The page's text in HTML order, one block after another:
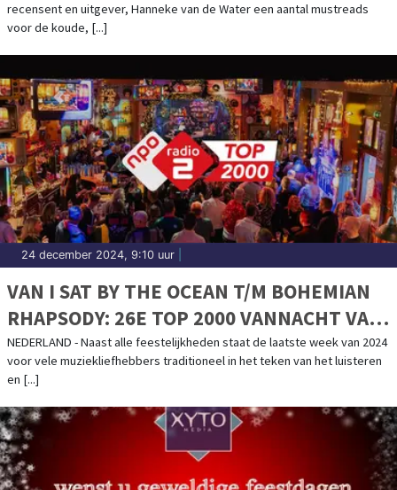
recensent en uitgever, Hanneke van de Water een aantal mustreads
voor de koude, [...]
24 december 2024, 9:10 uur
VAN I SAT BY THE OCEAN T/M BOHEMIAN
RHAPSODY: 26E TOP 2000 VANNACHT VAN
START
NEDERLAND - Naast alle feestelijkheden staat de laatste week van 2024
voor vele muziekliefhebbers traditioneel in het teken van het luisteren
en [...]